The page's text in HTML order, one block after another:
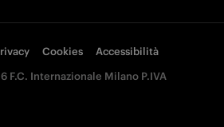
Cookies
Accessibilità
Internazionale Milano P.IVA